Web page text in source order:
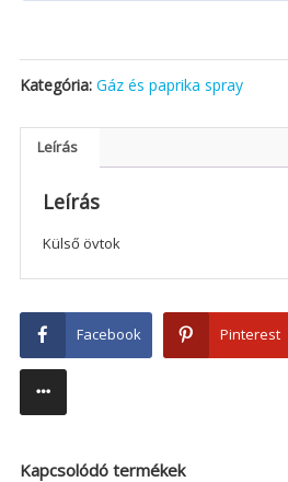
Kategória: Gáz és paprika spray
Leírás
Leírás
Külső övtok
Facebook Pinterest
Kapcsolódó termékek